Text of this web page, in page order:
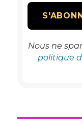
Nous ne
politique